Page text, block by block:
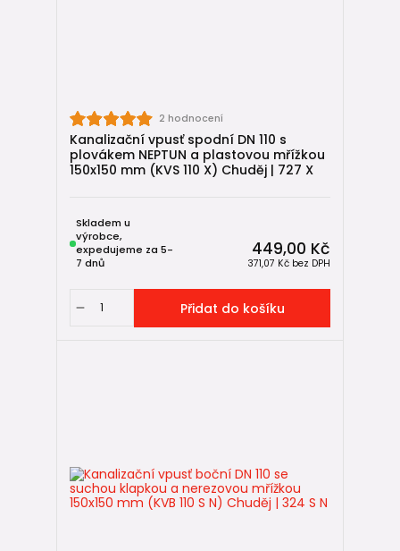
Revizní kanalizační šachty
→ kontrola a čištění kanalizačního potrubí
Odvětrání kanalizace
Zpětné klapky do kanalizace
→ ochrana domu proti zpětnému vzdutí vody
2 hodnocení
Kanalizační vpusť spodní DN 110 s
plovákem NEPTUN a plastovou mřížkou
150x150 mm (KVS 110 X) Chuděj | 727 X
449,00 Kč
371,07 Kč bez DPH
Skladem u
výrobce,
expedujeme za 5-
7 dnů
Přidat do košíku